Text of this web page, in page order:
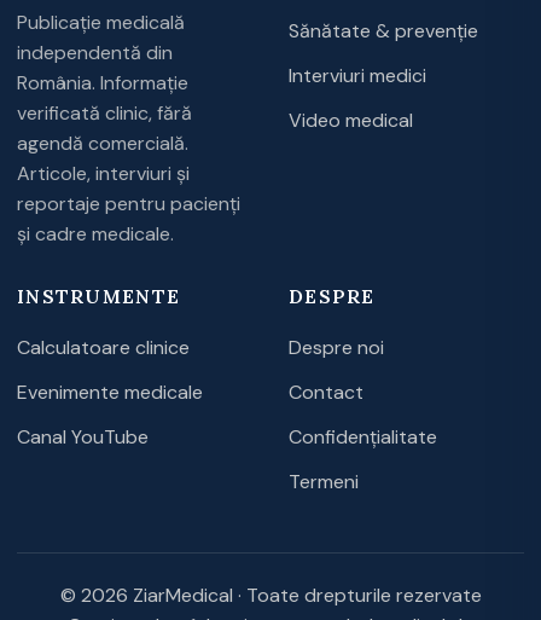
Publicație medicală
independentă din
România. Informație
verificată clinic, fără
agendă comercială.
Articole, interviuri și
reportaje pentru pacienți
și cadre medicale.
Sănătate & prevenție
Interviuri medici
Video medical
INSTRUMENTE
Calculatoare clinice
Evenimente medicale
Canal YouTube
DESPRE
Despre noi
Contact
Confidențialitate
Termeni
© 2026 ZiarMedical · Toate drepturile rezervate